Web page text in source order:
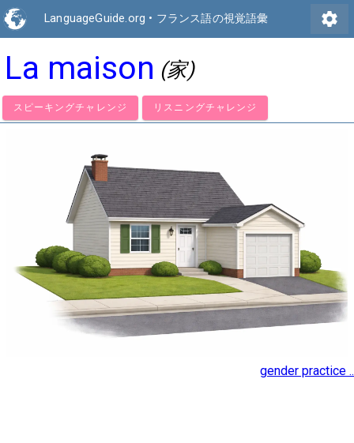
LanguageGuide.org • フランス語の視覚語彙 settings
La maison (家)
スピーキングチャレンジ リスニングチャレンジ
gender practice ..